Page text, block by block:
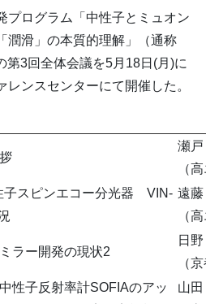
プログラム「中性子とミュオン
潤滑」の本質的理解」（通称
第3回全体会議を5月18日(月)に
ンスセンターにて開催した。
瀬
（
スピンエコー分光器 VIN- 遠
（
ラー開発の現状2
日
（
性子反射率計SOFIAのアッ
山